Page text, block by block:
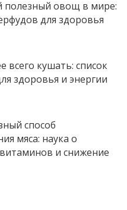
полезный овощ в мире:
для здоровья
всего кушать: список
здоровья и энергии
способ
мяса: наука о
и снижение